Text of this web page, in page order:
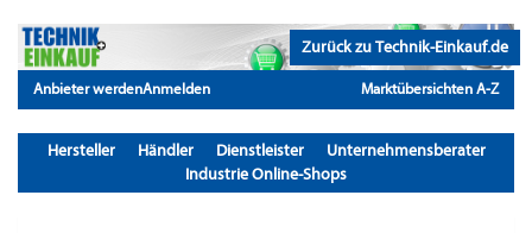
Zurück zu Technik-Einkauf.de
Anbieter werdenAnmelden Marktübersichten A-Z
Hersteller Händler Dienstleister
Unternehmensberater
Industrie Online-Shops